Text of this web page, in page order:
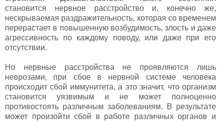
становится нервное расстройство и, конечно же,
нескрываемая раздражительность, которая со временем
перерастает в повышенную возбудимость, злость и даже
агрессивность по каждому поводу, или даже при его
отсутствии.
Но нервные расстройства не проявляются лишь
неврозами, при сбое в нервной системе человека
происходит сбой иммунитета, а это значит, что организм
становится уязвимым и не может полноценно
противостоять различным заболеваниям. В результате
может произойти сбой в работе различных органов и